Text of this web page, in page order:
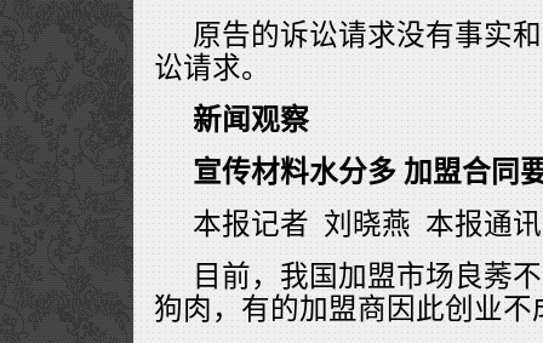
原告的诉讼请求没有事实
讼请求。
新闻观察
宣传材料水分多 加盟合同
本报记者 刘晓燕 本报通
目前，我国加盟市场良莠
狗肉，有的加盟商因此创业不